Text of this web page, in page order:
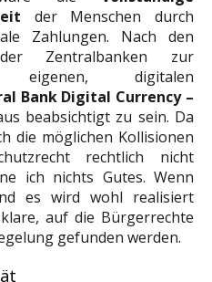
der Menschen durch
Zahlungen. Nach den
der Zentralbanken zur
digitalen
Bank Digital Currency –
beabsichtigt zu sein. Da
die möglichen Kollisionen
rechtlich nicht
ich nichts Gutes. Wenn
es wird wohl realisiert
auf die Bürgerrechte
gefunden werden.